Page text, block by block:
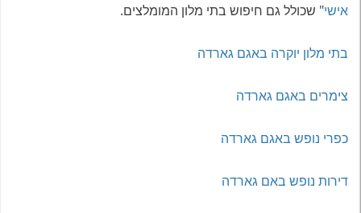
אישי" שכולל גם חיפוש בתי מלון המומלצים.
בתי מלון יוקרה באגם גארדה
צימרים באגם גארדה
כפרי נופש באגם גארדה
דירות נופש באם גארדה